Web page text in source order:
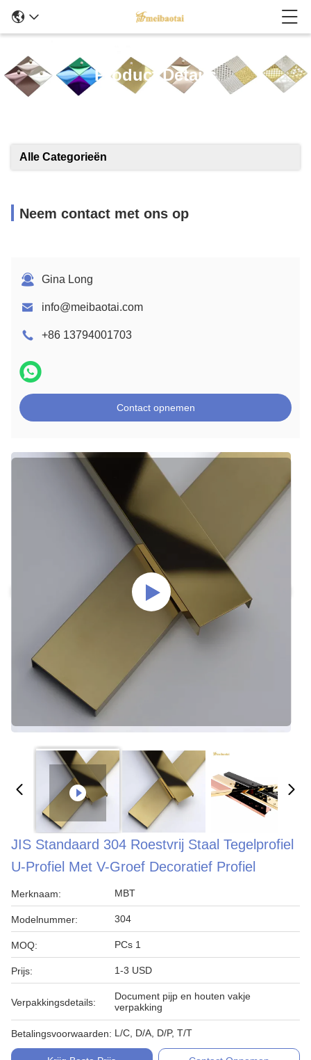
Product Details
Alle Categorieën
Neem contact met ons op
Gina Long
info@meibaotai.com
+86 13794001703
Contact opnemen
JIS Standaard 304 Roestvrij Staal Tegelprofiel
U-Profiel Met V-Groef Decoratief Profiel
Merknaam: MBT
Modelnummer: 304
MOQ: PCs 1
Prijs: 1-3 USD
Verpakkingsdetails:
Document pijp en houten vakje
verpakking
Betalingsvoorwaarden: L/C, D/A, D/P, T/T